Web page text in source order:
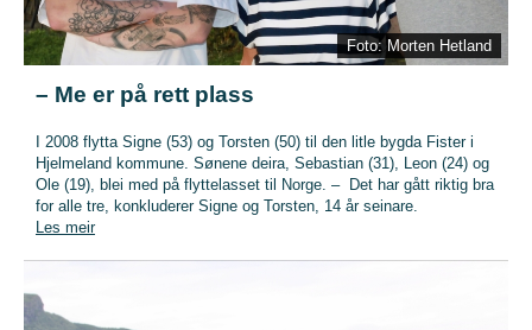
Foto: Morten Hetland
– Me er på rett plass
I 2008 flytta Signe (53) og Torsten (50) til den litle bygda Fister i
Hjelmeland kommune. Sønene deira, Sebastian (31), Leon (24) og
Ole (19), blei med på flyttelasset til Norge. – Det har gått riktig bra
for alle tre, konkluderer Signe og Torsten, 14 år seinare.
Les meir